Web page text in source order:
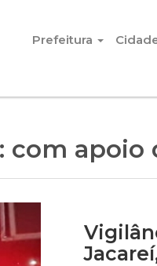
Prefeitura
com apoio